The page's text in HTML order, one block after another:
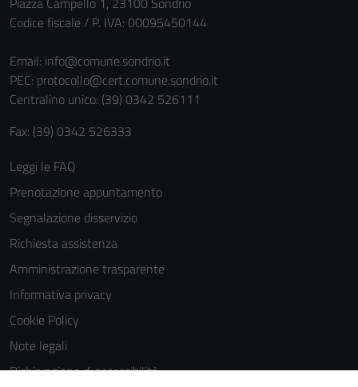
Codice fiscale / P. IVA: 00095450144
Email: info@comune.sondrio.it
PEC: protocollo@cert.comune.sondrio.it
Centralino unico: (39) 0342 526111
Fax: (39) 0342 526333
Leggi le FAQ
Prenotazione appuntamento
Segnalazione disservizio
Richiesta assistenza
Amministrazione trasparente
Informativa privacy
Cookie Policy
Note legali
Dichiarazione di accessibilità